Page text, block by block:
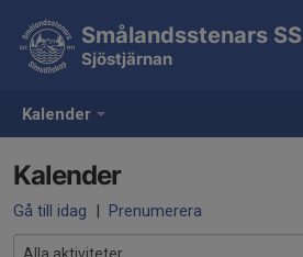
Kalender
Smålandsstenars SS
Sjöstjärnan
Kalender
Gå till idag | Prenumerera